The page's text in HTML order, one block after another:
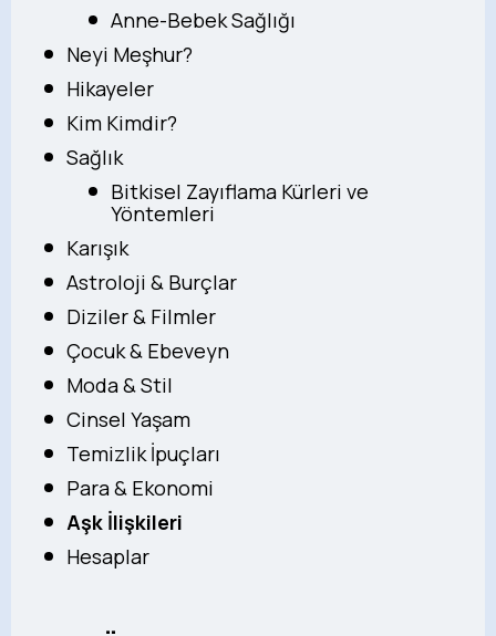
Anne-Bebek Sağlığı
Neyi Meşhur?
Hikayeler
Kim Kimdir?
Sağlık
Bitkisel Zayıflama Kürleri ve
Yöntemleri
Karışık
Astroloji & Burçlar
Diziler & Filmler
Çocuk & Ebeveyn
Moda & Stil
Cinsel Yaşam
Temizlik İpuçları
Para & Ekonomi
Aşk İlişkileri
Hesaplar